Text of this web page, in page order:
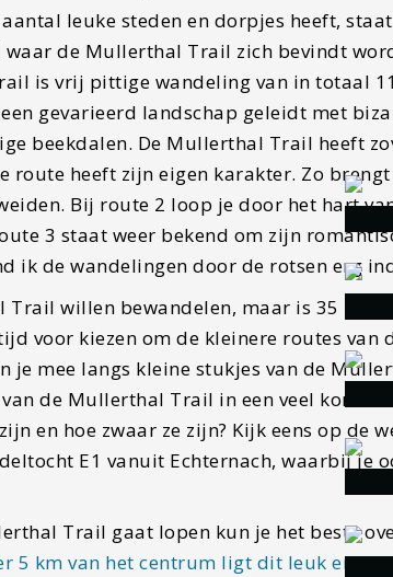
leuke steden en dorpjes heeft,
de Mullerthal Trail zich bevindt
is vrij pittige wandeling van in totaal
gevarieerd landschap geleidt met
beekdalen. De Mullerthal Trail heeft
route heeft zijn eigen karakter. Zo
Bij route 2 loop je door het hart
3 staat weer bekend om zijn
ik de wandelingen door de rotsen erg
willen bewandelen, maar is 35
voor kiezen om de kleinere routes
je mee langs kleine stukjes van de
de Mullerthal Trail in een veel kortere
en hoe zwaar ze zijn? Kijk eens op de
E1 vanuit Echternach, waarbij je
Trail gaat lopen kun je het beste
5 km van het centrum ligt dit leuk en